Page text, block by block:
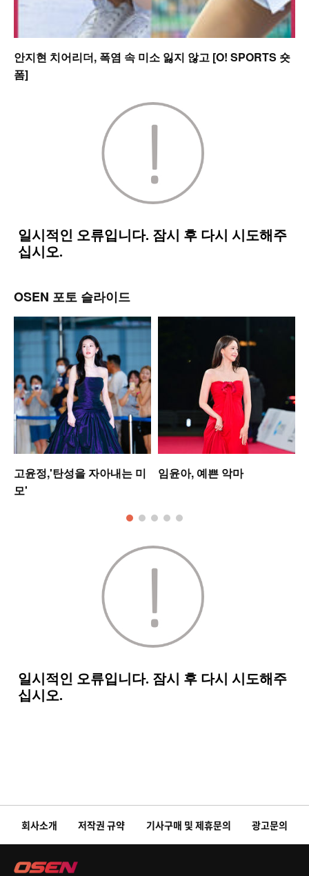
안지현 치어리더, 폭염 속 미소 잃지 않고 [O! SPORTS 숏
폼]
OSEN 포토 슬라이드
고윤정,'탄성을 자아내는 미
모'
임윤아, 예쁜 악마
회사소개 저작권 규약 기사구매 및 제휴문의 광고문의